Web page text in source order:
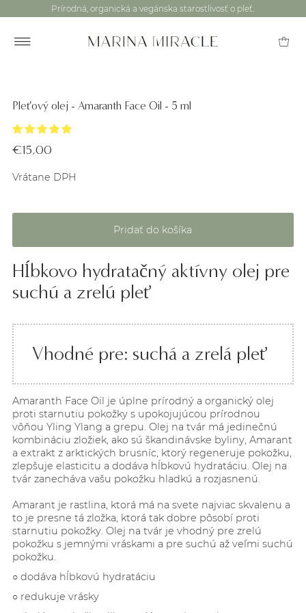
Prírodná, organická a vegánska starostlivosť o pleť.
Pleťový olej - Amaranth Face Oil - 5 ml
€15,00
Vrátane DPH
Hĺbkovo hydratačný aktívny olej pre
suchú a zrelú pleť
Vhodné pre: suchá a zrelá pleť
Amaranth Face Oil je úplne prírodný a organický olej
proti starnutiu pokožky s upokojujúcou prírodnou
vôňou Yling Ylang a grepu. Olej na tvár má jedinečnú
kombináciu zložiek, ako sú škandinávske byliny, Amarant
a extrakt z arktických brusníc, ktorý regeneruje pokožku,
zlepšuje elasticitu a dodáva hĺbkovú hydratáciu. Olej na
tvár zanecháva vašu pokožku hladkú a rozjasnenú.
Amarant je rastlina, ktorá má na svete najviac skvalenu a
to je presne tá zložka, ktorá tak dobre pôsobí proti
starnutiu pokožky. Olej na tvár je vhodný pre zrelú
pokožku s jemnými vráskami a pre suchú až veľmi suchú
pokožku.
○ dodáva hĺbkovú hydratáciu
○ redukuje vrásky